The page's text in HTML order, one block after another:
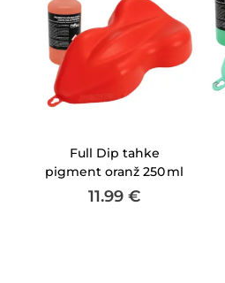
Full Dip tahke
pigment oranž 250 ml
11.99 €